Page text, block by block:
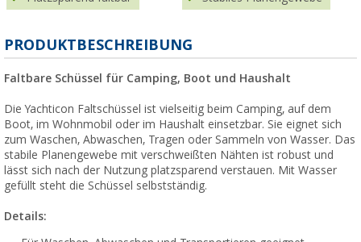
PRODUKTBESCHREIBUNG
Faltbare Schüssel für Camping, Boot und Haushalt
Die Yachticon Faltschüssel ist vielseitig beim Camping, auf dem
Boot, im Wohnmobil oder im Haushalt einsetzbar. Sie eignet sich
zum Waschen, Abwaschen, Tragen oder Sammeln von Wasser. Das
stabile Planengewebe mit verschweißten Nähten ist robust und
lässt sich nach der Nutzung platzsparend verstauen. Mit Wasser
gefüllt steht die Schüssel selbstständig.
Details: